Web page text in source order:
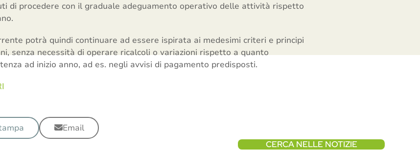
di procedere con il graduale adeguamento operativo delle attività rispetto
potrà quindi continuare ad essere ispirata ai medesimi criteri e principi
senza necessità di operare ricalcoli o variazioni rispetto a quanto
ad inizio anno, ad es. negli avvisi di pagamento predisposti.
Email
CERCA NELLE NOTIZIE